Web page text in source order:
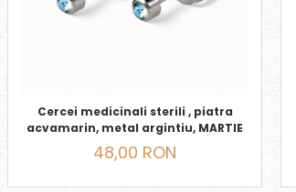
Cercei medicinali sterili , piatra
acvamarin, metal argintiu, MARTIE
48,00 RON